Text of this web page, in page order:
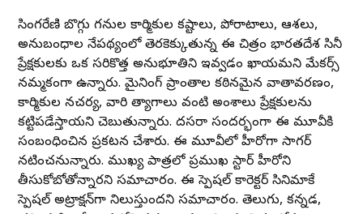
సింగరేణి బొగ్గు గనుల కార్మికుల కష్టాలు, పోరాటాలు, ఆశలు,
అనుబంధాల నేపథ్యంలో తెరకెక్కుతున్న ఈ చిత్రం భారతదేశ సినీ
ప్రేక్షకులకు ఒక సరికొత్త అనుభూతిని ఇవ్వడం ఖాయమని మేకర్స్
నమ్మకంగా ఉన్నారు. మైనింగ్ ప్రాంతాల కఠినమైన వాతావరణం,
కార్మికుల దినచర్య, వారి త్యాగాలు వంటి అంశాలు ప్రేక్షకులను
కట్టిపడేస్తాయని చెబుతున్నారు. దసరా సందర్భంగా ఈ మూవీకి
సంబంధించిన ప్రకటన చేశారు. ఈ మూవీలో హీరోగా సాగర్
నటించనున్నారు. ముఖ్య పాత్రలో ప్రముఖ స్టార్ హీరోని
తీసుకోబోతోన్నారని సమాచారం. ఈ స్పెషల్ కారెక్టర్‌ సినిమాకే
స్పెషల్ అట్రాక్షన్‌గా నిలుస్తుందని సమాచారం. తెలుగు, కన్నడ,